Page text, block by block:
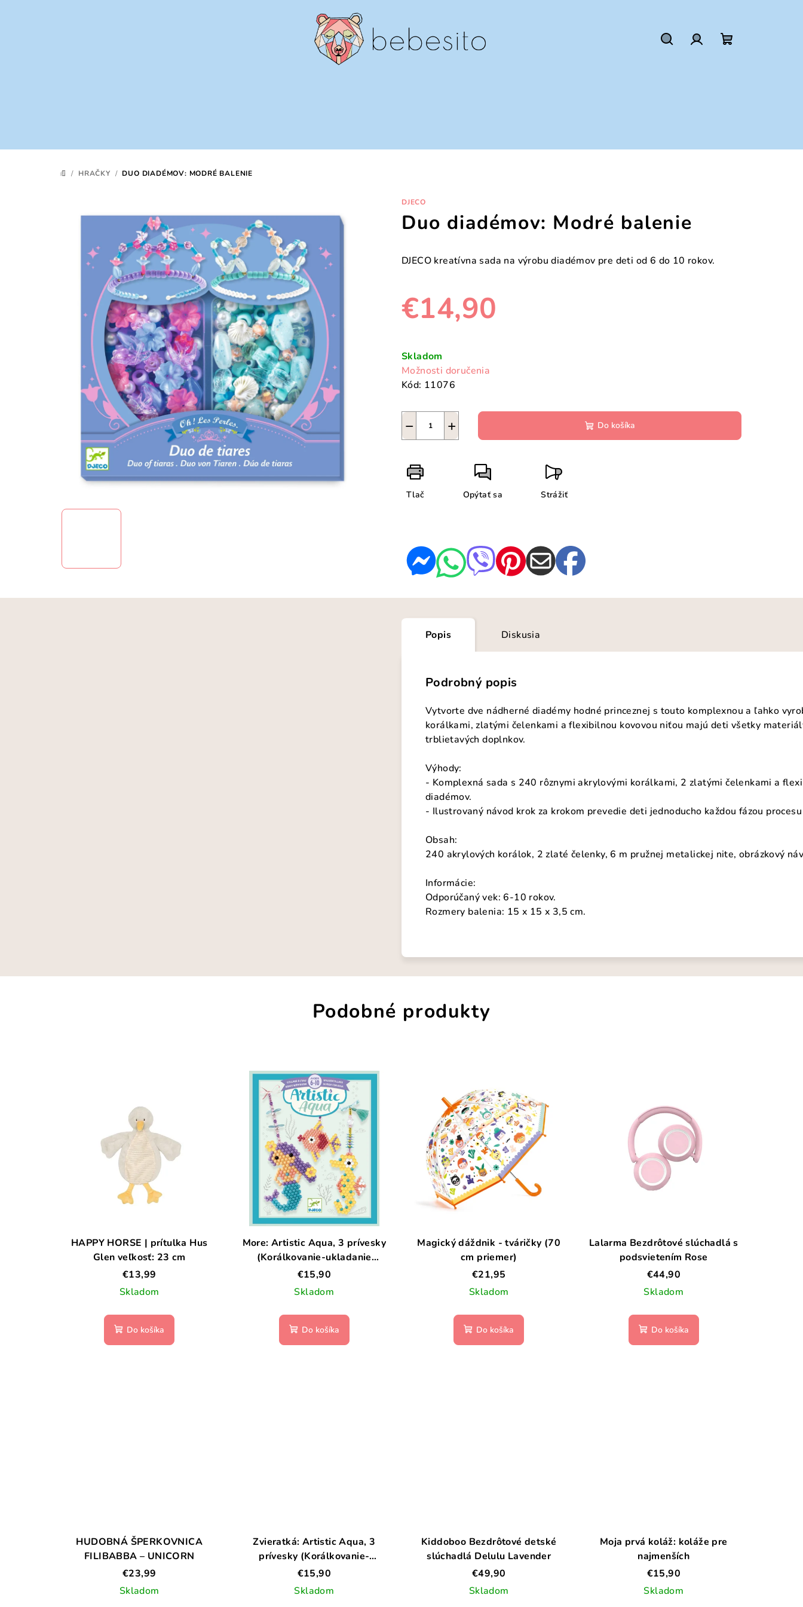
DOMOV
/ HRAČKY / DUO DIADÉMOV: MODRÉ BALENIE
DJECO
Duo diadémov: Modré balenie
DJECO kreatívna sada na výrobu diadémov pre deti od 6 do 10 rokov.
€14,90
cena:
Skladom
Možnosti doručenia
Kód: 11076
+
− Do košíka
Tlač Opýtať sa Strážiť
Popis Diskusia
Podrobný popis
Vytvorte dve nádherné diadémy hodné princeznej s touto komplexnou a ľahko
korálkami, zlatými čelenkami a flexibilnou kovovou niťou majú deti všetky
trblietavých doplnkov.
Výhody:
- Komplexná sada s 240 rôznymi akrylovými korálkami, 2 zlatými čelenkami a
diadémov.
- Ilustrovaný návod krok za krokom prevedie deti jednoducho každou fázou
Obsah:
240 akrylových korálok, 2 zlaté čelenky, 6 m pružnej metalickej nite, obrázkový
Informácie:
Odporúčaný vek: 6-10 rokov.
Rozmery balenia: 15 x 15 x 3,5 cm.
Podobné produkty
HAPPY HORSE | prítulka Hus
Glen veľkosť: 23 cm
€13,99
Skladom
Do košíka
More: Artistic Aqua, 3 prívesky
(Korálkovanie-ukladanie
guličiek-mozaika/koláž)
€15,90
Skladom
Do košíka
Magický dáždnik - tváričky (70
cm priemer)
€21,95
Skladom
Do košíka
Lalarma Bezdrôtové slúchadlá s
podsvietením Rose
€44,90
Skladom
Do košíka
HUDOBNÁ ŠPERKOVNICA
FILIBABBA – UNICORN
€23,99
Skladom
Zvieratká: Artistic Aqua, 3
prívesky (Korálkovanie-
ukladanie guličiek-
mozaika/koláž)
€15,90
Skladom
Kiddoboo Bezdrôtové detské
slúchadlá Delulu Lavender
€49,90
Skladom
Moja prvá koláž: koláže pre
najmenších
€15,90
Skladom